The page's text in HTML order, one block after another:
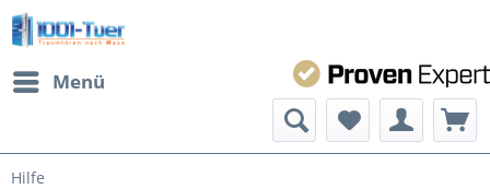
Menü
Hilfe